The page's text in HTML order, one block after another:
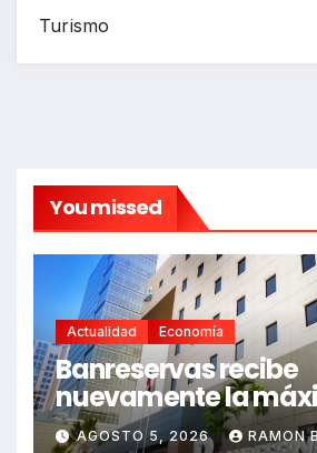
Turismo
You missed
Actualidad Economía
Banreservas recibe
nuevamente la
calificación
AGOSTO 5, 2026 RAMON